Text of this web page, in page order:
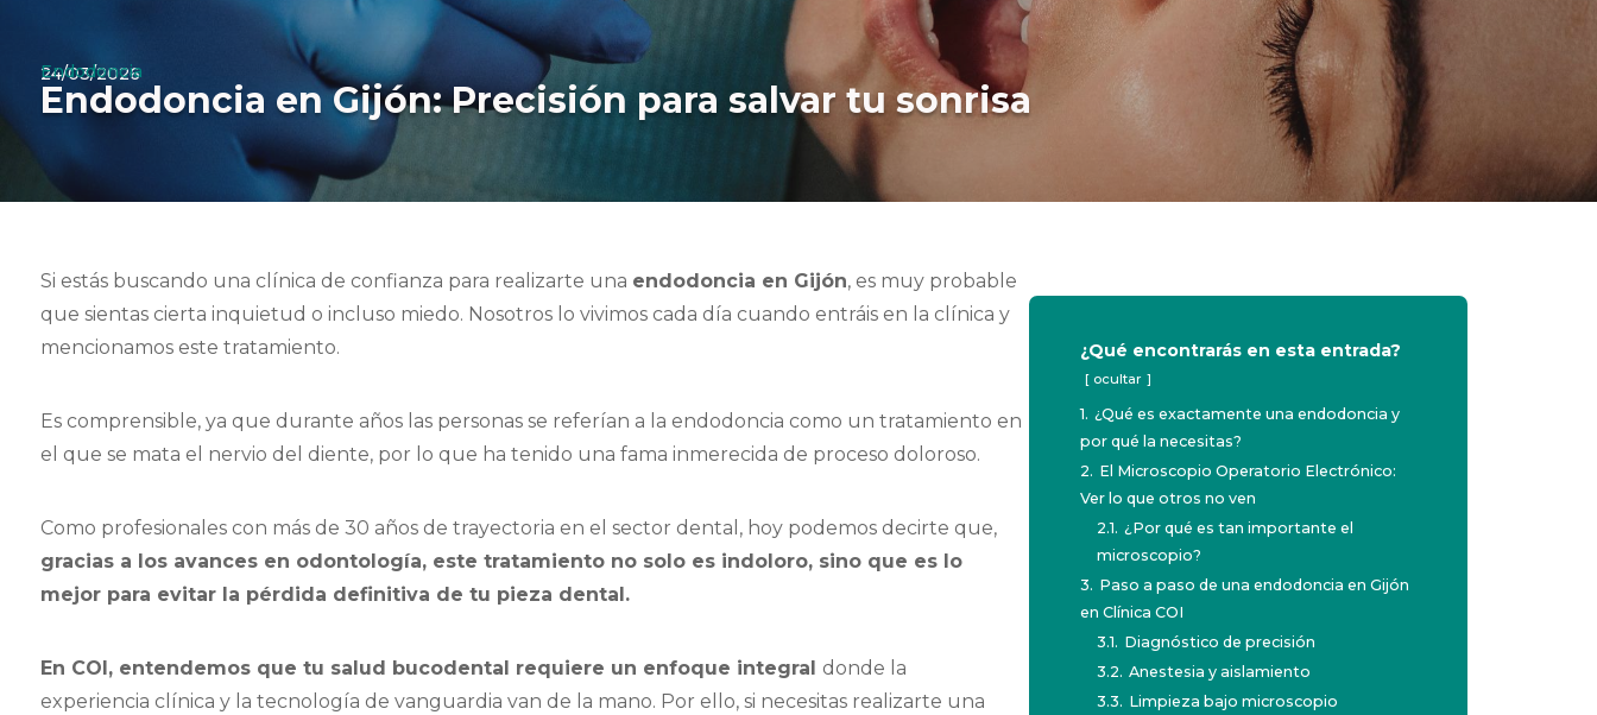
Endodoncia en Gijón: Precisión para salvar tu sonrisa
24/03/2026
Endodoncia
Si estás buscando una clínica de confianza para realizarte una endodoncia en Gijón, es muy probable
que sientas cierta inquietud o incluso miedo. Nosotros lo vivimos cada día cuando entráis en la clínica y
mencionamos este tratamiento.
Es comprensible, ya que durante años las personas se referían a la endodoncia como un tratamiento en
el que se mata el nervio del diente, por lo que ha tenido una fama inmerecida de proceso doloroso.
Como profesionales con más de 30 años de trayectoria en el sector dental, hoy podemos decirte que,
gracias a los avances en odontología, este tratamiento no solo es indoloro, sino que es lo
mejor para evitar la pérdida definitiva de tu pieza dental.
En COI, entendemos que tu salud bucodental requiere un enfoque integral donde la
experiencia clínica y la tecnología de vanguardia van de la mano. Por ello, si necesitas realizarte una
¿Qué encontrarás en esta entrada?
ocultar
1. ¿Qué es exactamente una endodoncia y
por qué la necesitas?
2. El Microscopio Operatorio Electrónico:
Ver lo que otros no ven
2.1. ¿Por qué es tan importante el
microscopio?
3. Paso a paso de una endodoncia en Gijón
en Clínica COI
3.1. Diagnóstico de precisión
3.2. Anestesia y aislamiento
3.3. Limpieza bajo microscopio